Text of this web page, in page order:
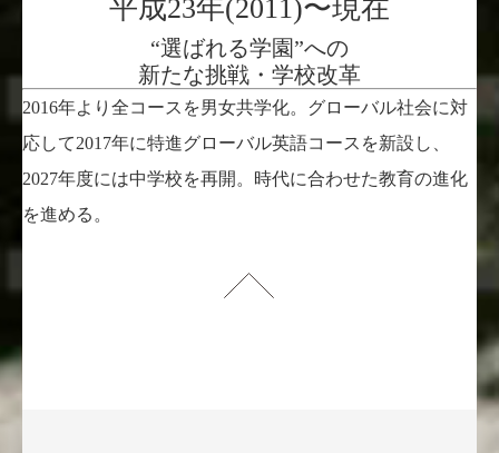
平成23年(2011)〜現在
“選ばれる学園”への
新たな挑戦・学校改革
2016年より全コースを男女共学化。グローバル社会に対
応して2017年に特進グローバル英語コースを新設し、
2027年度には中学校を再開。時代に合わせた教育の進化
を進める。